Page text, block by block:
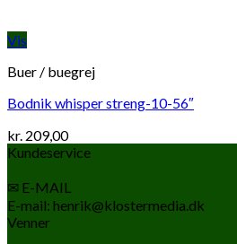
Vis
Buer / buegrej
Bodnik whisper streng-10-56″
kr. 209,00
Kundeservice
✉ E-MAIL
E-mail: henrik@klostermedia.dk
Venner